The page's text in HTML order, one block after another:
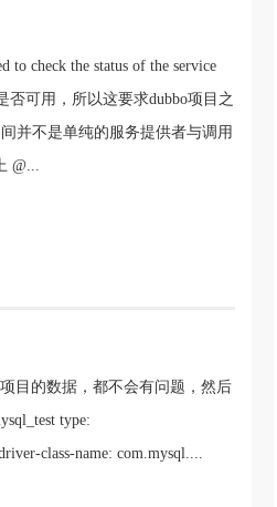
check the status of the service
否可用，所以这要求dubbo项目之
并不是单纯的服务提供者与调用
@...
目的数据，都不会有问题，然后
type:
class-name: com.mysql....